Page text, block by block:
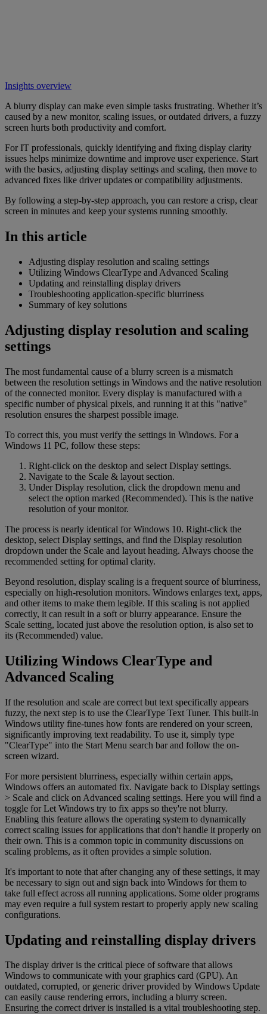
Insights overview
A blurry display can make even simple tasks frustrating. Whether it’s
caused by a new monitor, scaling issues, or outdated drivers, a fuzzy
screen hurts both productivity and comfort.
For IT professionals, quickly identifying and fixing display clarity
issues helps minimize downtime and improve user experience. Start
with the basics, adjusting display settings and scaling, then move to
advanced fixes like driver updates or compatibility adjustments.
By following a step-by-step approach, you can restore a crisp, clear
screen in minutes and keep your systems running smoothly.
In this article
Adjusting display resolution and scaling settings
Utilizing Windows ClearType and Advanced Scaling
Updating and reinstalling display drivers
Troubleshooting application-specific blurriness
Summary of key solutions
Adjusting display resolution and scaling
settings
The most fundamental cause of a blurry screen is a mismatch
between the resolution settings in Windows and the native resolution
of the connected monitor. Every display is manufactured with a
specific number of physical pixels, and running it at this "native"
resolution ensures the sharpest possible image.
To correct this, you must verify the settings in Windows. For a
Windows 11 PC, follow these steps:
Right-click on the desktop and select Display settings.
Navigate to the Scale & layout section.
Under Display resolution, click the dropdown menu and
select the option marked (Recommended). This is the native
resolution of your monitor.
The process is nearly identical for Windows 10. Right-click the
desktop, select Display settings, and find the Display resolution
dropdown under the Scale and layout heading. Always choose the
recommended setting for optimal clarity.
Beyond resolution, display scaling is a frequent source of blurriness,
especially on high-resolution monitors. Windows enlarges text, apps,
and other items to make them legible. If this scaling is not applied
correctly, it can result in a soft or blurry appearance. Ensure the
Scale setting, located just above the resolution option, is also set to
its (Recommended) value.
Utilizing Windows ClearType and
Advanced Scaling
If the resolution and scale are correct but text specifically appears
fuzzy, the next step is to use the ClearType Text Tuner. This built-in
Windows utility fine-tunes how fonts are rendered on your screen,
significantly improving text readability. To use it, simply type
"ClearType" into the Start Menu search bar and follow the on-
screen wizard.
For more persistent blurriness, especially within certain apps,
Windows offers an automated fix. Navigate back to Display settings
> Scale and click on Advanced scaling settings. Here you will find a
toggle for Let Windows try to fix apps so they're not blurry.
Enabling this feature allows the operating system to dynamically
correct scaling issues for applications that don't handle it properly on
their own. This is a common topic in community discussions on
scaling problems, as it often provides a simple solution.
It's important to note that after changing any of these settings, it may
be necessary to sign out and sign back into Windows for them to
take full effect across all running applications. Some older programs
may even require a full system restart to properly apply new scaling
configurations.
Updating and reinstalling display drivers
The display driver is the critical piece of software that allows
Windows to communicate with your graphics card (GPU). An
outdated, corrupted, or generic driver provided by Windows Update
can easily cause rendering errors, including a blurry screen.
Ensuring the correct driver is installed is a vital troubleshooting step.